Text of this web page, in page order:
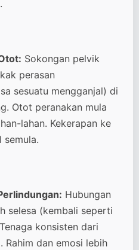
Sokongan pelvik
perasan
sesuatu mengganjal) di
Otot peranakan mula
lahan. Kekerapan ke
semula.
Hubungan
selesa (kembali seperti
konsisten dari
Rahim dan emosi lebih